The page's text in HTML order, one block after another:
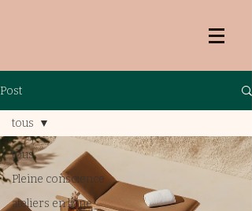
Post
tous
Pleine conscience
ateliers en ligne
tous